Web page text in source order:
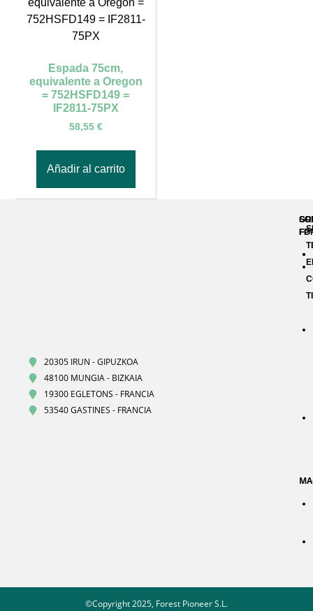
Espada 75cm,
equivalente a Oregon
= 752HSFD149 =
IF2811-75PX
58,55 €
Añadir al carrito
20305 IRUN - GIPUZKOA
48100 MUNGIA - BIZKAIA
19300 EGLETONS - FRANCIA
53540 GASTINES - FRANCIA
FP
©Copyright 2025, Forest Pioneer S.L.